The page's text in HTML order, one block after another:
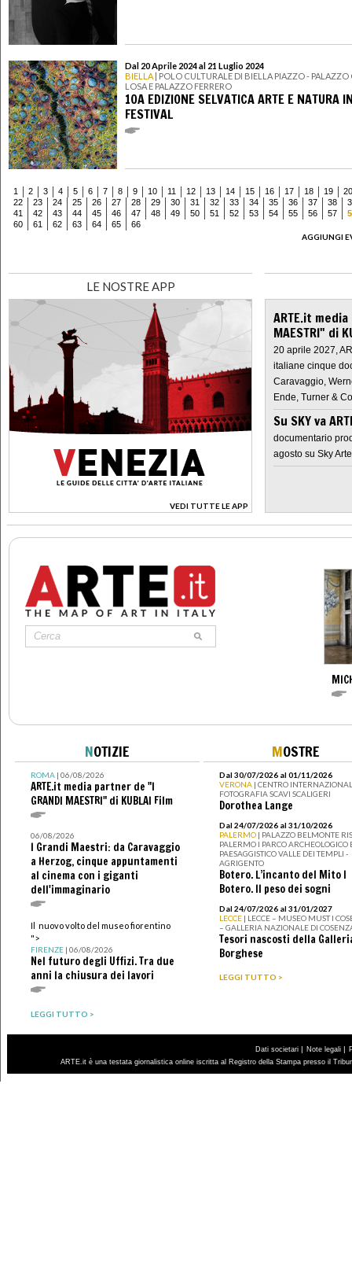
Dal 20 Aprile 2024 al 21 Luglio 2024
BIELLA | POLO CULTURALE DI BIELLA PIAZZO -
LOSA E PALAZZO FERRERO
10A EDIZIONE SELVATICA ARTE E NATURA
FESTIVAL
1 2 3 4 5 6 7 8 9 10 11 12 13 14 15 16 17 18 19
20
22
23 24 25 26 27 28 29 30 31 32 33 34 35 36 37 38
41
42 43 44 45 46 47 48 49 50 51 52 53 54 55 56 57
60
61 62 63 64 65
66
AGGIUNGI
LE NOSTRE APP
VEDI TUTTE LE APP
>
ARTE.it
MAESTRI" di
20 aprile 2027,
italiane cinque
Caravaggio,
Ende, Turner &
Su SKY va
documentario
agosto su Sky Arte
NOTIZIE
ROMA| 06/08/2026
ARTE.it media partner de "I
GRANDI MAESTRI" di KUBLAI Film
06/08/2026
I Grandi Maestri: da Caravaggio
a Herzog, cinque appuntamenti
al cinema con i giganti
dell'immaginario
Il nuovo volto del museo fiorentino
">
FIRENZE| 06/08/2026
Nel futuro degli Uffizi. Tra due
anni la chiusura dei lavori
LEGGI TUTTO >
MOSTRE
Dal 30/07/2026 al 01/11/2026
VERONA | CENTRO
FOTOGRAFIA SCAVI SCALIGERI
Dorothea Lange
Dal 24/07/2026 al 31/10/2026
PALERMO | PALAZZO BELMONTE
PALERMO I PARCO ARCHEOLOGICO
PAESAGGISTICO VALLE DEI TEMPLI -
AGRIGENTO
Botero. L’incanto del Mito I
Botero. Il peso dei sogni
Dal 24/07/2026 al 31/01/2027
LECCE | LECCE – MUSEO MUST I
– GALLERIA NAZIONALE DI
Tesori nascosti della
Borghese
LEGGI TUTTO >
Dati societari | Note legali |
ARTE.it è una testata giornalistica online iscritta al Registro della Stampa presso il